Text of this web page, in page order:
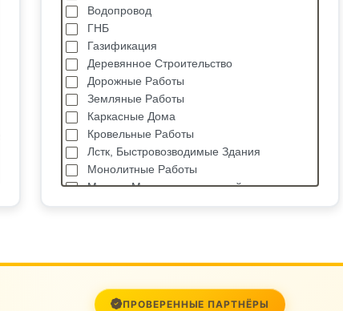
Водопровод
ГНБ
Газификация
Деревянное Строительство
Дорожные Работы
Земляные Работы
Каркасные Дома
Кровельные Работы
Лстк, Быстровозводимые Здания
Монолитные Работы
Монтаж Металлоконструкций
Ремонт Квартир И Нежилых Помещений
ПРОВЕРЕННЫЕ ПАРТНЁРЫ